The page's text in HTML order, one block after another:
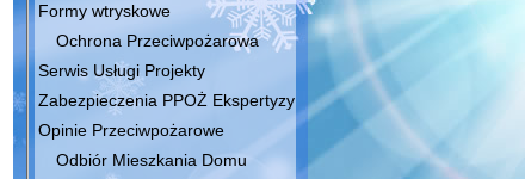
Formy wtryskowe
Ochrona Przeciwpożarowa
Serwis Usługi Projekty
Zabezpieczenia PPOŻ Ekspertyzy
Opinie Przeciwpożarowe
Odbiór Mieszkania Domu